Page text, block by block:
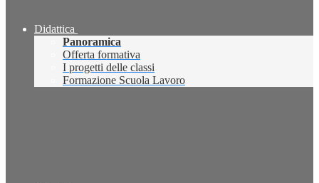
Didattica
Panoramica
Offerta formativa
I progetti delle classi
Formazione Scuola Lavoro